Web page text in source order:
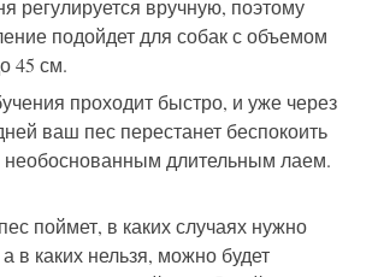
регулируется вручную, поэтому
подойдет для собак с объемом
45 см.
проходит быстро, и уже через
ваш пес перестанет беспокоить
необоснованным длительным лаем.
поймет, в каких случаях нужно
в каких нельзя, можно будет